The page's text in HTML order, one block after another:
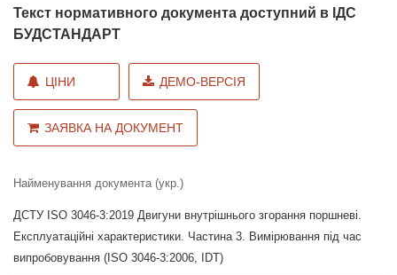
Текст нормативного документа доступний в ІДС
БУДСТАНДАРТ
ЦІНИ ДЕМО-ВЕРСІЯ
ЗАЯВКА НА ДОКУМЕНТ
Найменування документа (укр.)
ДСТУ ISO 3046-3:2019 Двигуни внутрішнього згорання поршневі.
Експлуатаційні характеристики. Частина 3. Вимірювання під час
випробовування (ISO 3046-3:2006, IDT)